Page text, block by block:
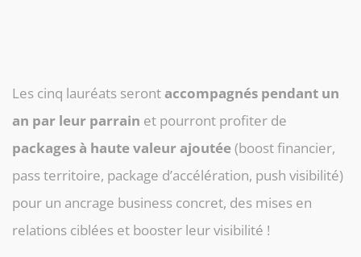
Les cinq lauréats seront accompagnés pendant un
an par leur parrain et pourront profiter de
packages à haute valeur ajoutée(boost financier,
pass territoire, package d’accélération, push visibilité)
pour un ancrage business concret, des mises en
relations ciblées et booster leur visibilité !